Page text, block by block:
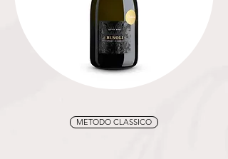
METODO CLASSICO